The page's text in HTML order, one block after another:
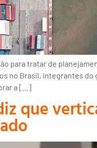
para tratar de
no Brasil, integrantes
a […]
que